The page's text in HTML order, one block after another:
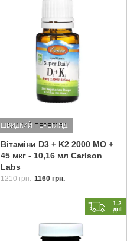
Вітаміни D3 + K2 2000 МО +
45 мкг - 10,16 мл Carlson
Labs
ШВИДКИЙ ПЕРЕГЛЯД
1210 грн. 1160 грн.
1-2
дні